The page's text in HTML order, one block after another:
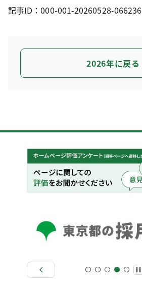
記事ID：000-001-20260528-066236
2026年に戻る